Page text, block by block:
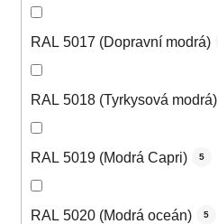
RAL 5017 (Dopravní modrá)
RAL 5018 (Tyrkysová modrá)
RAL 5019 (Modrá Capri) 5
RAL 5020 (Modrá oceán) 5